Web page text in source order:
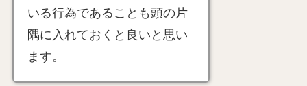
いる行為であることも頭の片
隅に入れておくと良いと思い
ます。